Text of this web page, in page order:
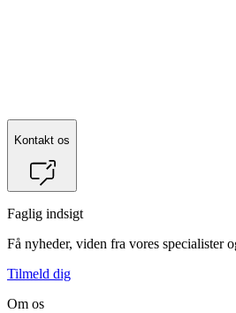
Kontakt os
Faglig indsigt
Få nyheder, viden fra vores specialister
Tilmeld dig
Om os